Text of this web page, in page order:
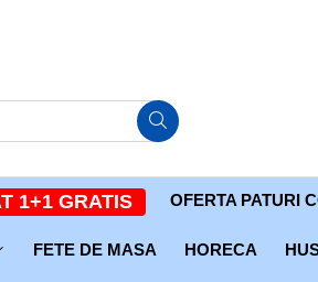
1+1 GRATIS OFERTA PATURI
FETE DE MASA HORECA